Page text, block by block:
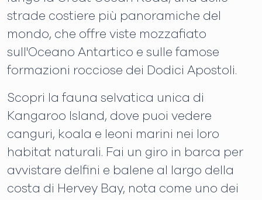
strade costiere più panoramiche del
mondo, che offre viste mozzafiato
sull'Oceano Antartico e sulle famose
formazioni rocciose dei Dodici Apostoli.
Scopri la fauna selvatica unica di
Kangaroo Island, dove puoi vedere
canguri, koala e leoni marini nei loro
habitat naturali. Fai un giro in barca per
avvistare delfini e balene al largo della
costa di Hervey Bay, nota come uno dei